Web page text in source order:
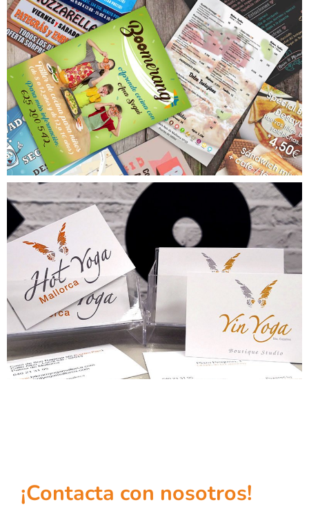
¡Contacta con nosotros!